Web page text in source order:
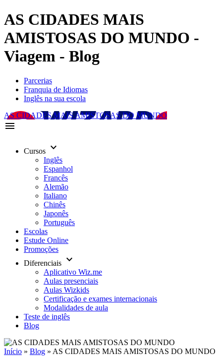
AS CIDADES MAIS
AMISTOSAS DO MUNDO -
Viagem - Blog
Parcerias
Franquia de Idiomas
Inglês na sua escola
AS CIDADES MAIS AMISTOSAS DO MUNDO
menu
Cursos keyboard_arrow_down
Inglês
Espanhol
Francês
Alemão
Italiano
Chinês
Japonês
Português
Escolas
Estude Online
Promoções
Diferenciais keyboard_arrow_down
Aplicativo Wiz.me
Aulas presenciais
Aulas Wizkids
Certificação e exames internacionais
Modalidades de aula
Teste de inglês
Blog
Início » Blog » AS CIDADES MAIS AMISTOSAS DO MUNDO